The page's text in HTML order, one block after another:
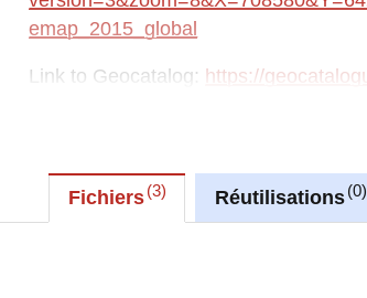
emap_2015_global
Link to Geocatalog: https://
gr.eu/geonetwork/srv/eng/
https://ws.geoportail.lu/wss/service/
with layer name(s):
Fichiers 3 Réutilisations 0